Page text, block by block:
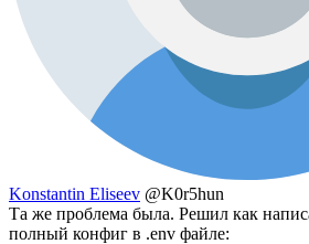
Konstantin Eliseev @K0r5hun
Та же проблема была. Решил как
полный конфиг в .env файле: